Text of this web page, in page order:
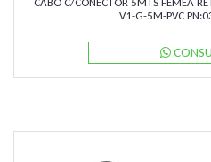
V1-G-5M-PVC